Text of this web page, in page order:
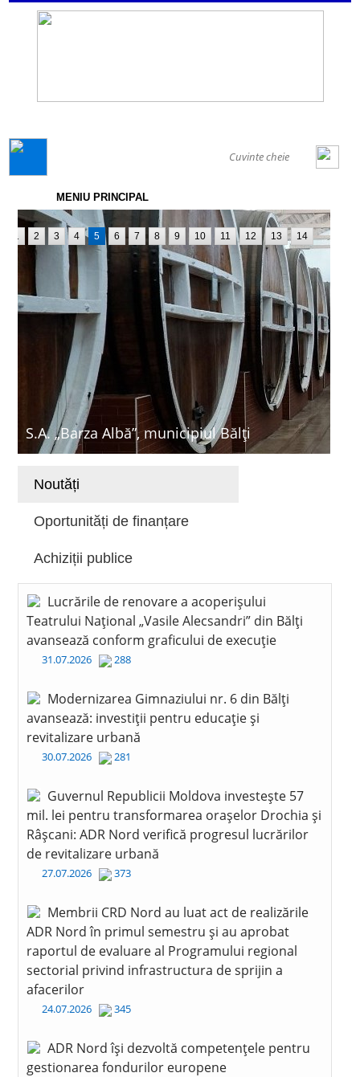
MENIU PRINCIPAL
S.A. „Barza Albă”, municipiul Bălți
1 2 3 4 5 6 7 8 9 10 11 12 13 14
Noutăți
Oportunități de finanțare
Achiziții publice
Lucrările de renovare a acoperișului
Teatrului Național „Vasile Alecsandri” din Bălți
avansează conform graficului de execuție
31.07.2026 288
Modernizarea Gimnaziului nr. 6 din Bălți
avansează: investiții pentru educație și
revitalizare urbană
30.07.2026 281
Guvernul Republicii Moldova investește 57
mil. lei pentru transformarea orașelor Drochia și
Râșcani: ADR Nord verifică progresul lucrărilor
de revitalizare urbană
27.07.2026 373
Membrii CRD Nord au luat act de realizările
ADR Nord în primul semestru și au aprobat
raportul de evaluare al Programului regional
sectorial privind infrastructura de sprijin a
afacerilor
24.07.2026 345
ADR Nord își dezvoltă competențele pentru
gestionarea fondurilor europene